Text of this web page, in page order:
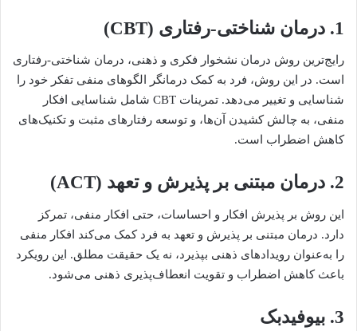
1. درمان شناختی-رفتاری (CBT)
رایج‌ترین روش درمان نشخوار فکری و ذهنی، درمان شناختی-رفتاری
است. در این روش، فرد به کمک درمانگر الگوهای منفی تفکر خود را
شناسایی و تغییر می‌دهد. تمرینات CBT شامل شناسایی افکار
منفی، به چالش کشیدن آن‌ها، و توسعه رفتارهای مثبت و تکنیک‌های
کاهش اضطراب است.
2. درمان مبتنی بر پذیرش و تعهد (ACT)
این روش بر پذیرش افکار و احساسات، حتی افکار منفی، تمرکز
دارد. درمان مبتنی بر پذیرش و تعهد به فرد کمک می‌کند افکار منفی
را به‌عنوان رویدادهای ذهنی بپذیرد، نه یک حقیقت مطلق. این رویکرد
باعث کاهش اضطراب و تقویت انعطاف‌پذیری ذهنی می‌شود.
3. بیوفیدبک